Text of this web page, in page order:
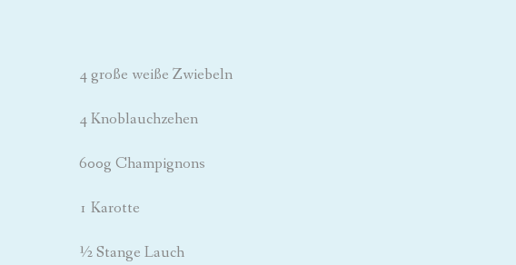
4 große weiße Zwiebeln
4 Knoblauchzehen
600g Champignons
1 Karotte
½ Stange Lauch